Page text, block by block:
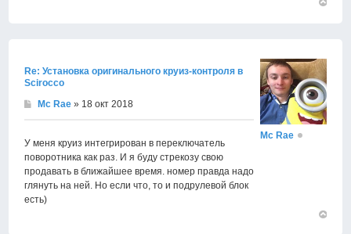
Re: Установка оригинального круиз-контроля в
Scirocco
Mc Rae » 18 окт 2018
У меня круиз интегрирован в переключатель
поворотника как раз. И я буду стрекозу свою
продавать в ближайшее время. номер правда надо
глянуть на ней. Но если что, то и подрулевой блок
есть)
Mc Rae